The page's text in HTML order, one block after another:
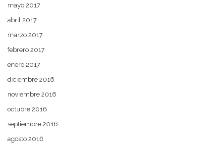
mayo 2017
abril 2017
marzo 2017
febrero 2017
enero 2017
diciembre 2016
noviembre 2016
octubre 2016
septiembre 2016
agosto 2016